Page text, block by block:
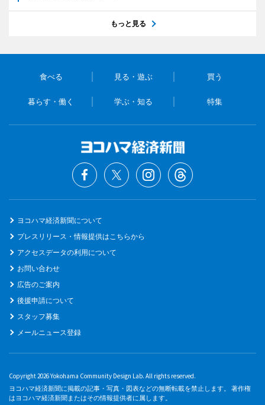
もっと見る
食べる 見る・遊ぶ 買う
暮らす・働く 学ぶ・知る 特集
ヨコハマ経済新聞について
プレスリリース・情報提供はこちらから
アクセスデータの利用について
お問い合わせ
広告のご案内
後援申請について
スタッフ募集
メールニュース登録
Copyright 2026 Yokohama Community Design Lab. All rights reserved.
ヨコハマ経済新聞に掲載の記事・写真・図表などの無断転載を禁止します。 著作権
はヨコハマ経済新聞またはその情報提供者に属します。